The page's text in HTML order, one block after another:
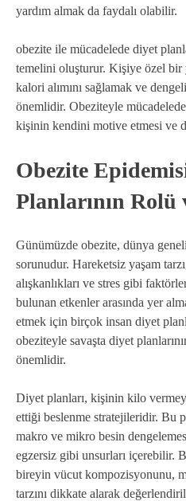
yardım almak da faydalı olabilir.
obezite ile mücadelede diyet
temelini oluşturur. Kişiye özel bir
kalori alımını sağlamak ve
önemlidir. Obeziteyle
kişinin kendini motive etmesi ve
Obezite
Planlarının
Günümüzde obezite, dünya
sorunudur. Hareketsiz yaşam
alışkanlıkları ve stres gibi
bulunan etkenler arasında yer
etmek için birçok insan diyet
obeziteyle savaşta diyet
önemlidir.
Diyet planları, kişinin kilo
ettiği beslenme stratejileridir. Bu
makro ve mikro besin
egzersiz gibi unsurları içerebilir.
bireyin vücut kompozisyonunu,
tarzını dikkate alarak